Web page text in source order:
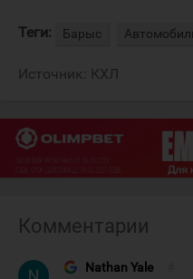
Теги: Барыс
Источник: КХЛ
Комментарии
Nathan Yale